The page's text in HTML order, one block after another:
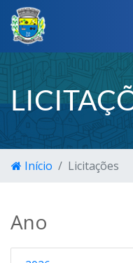
Início Licitações
Ano